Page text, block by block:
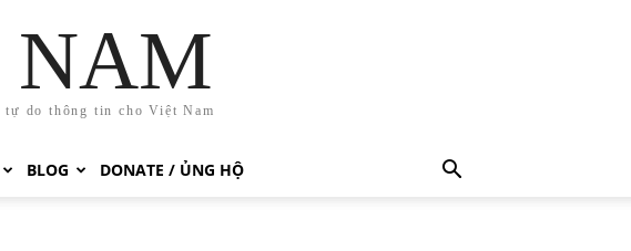
NAM
do thông tin cho Việt Nam
BLOG DONATE / ỦNG HỘ